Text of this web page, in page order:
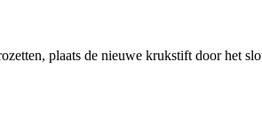
plaats de nieuwe krukstift door het